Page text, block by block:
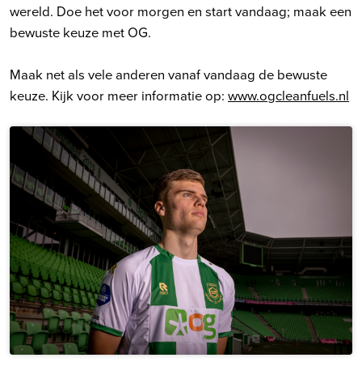
wereld. Doe het voor morgen en start vandaag; maak een
bewuste keuze met OG.
Maak net als vele anderen vanaf vandaag de bewuste
keuze. Kijk voor meer informatie op: www.ogcleanfuels.nl